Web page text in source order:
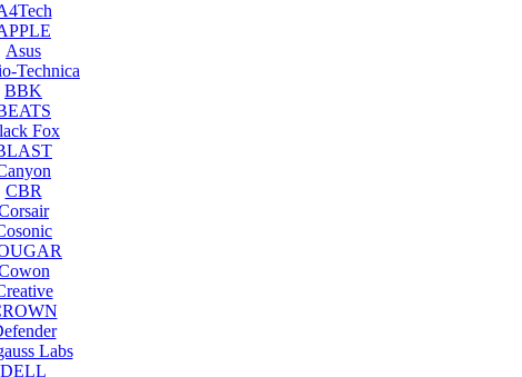
Asus
Technica
BBK
Fox
CBR
Labs
DELL